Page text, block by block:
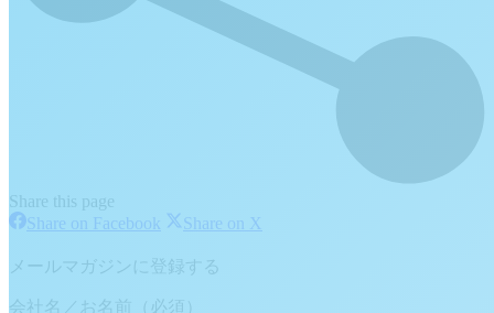
Share this page
Share on Facebook Share
Facebook
Share on X
メールマガジンに登録する
会社名／お名前（必須）